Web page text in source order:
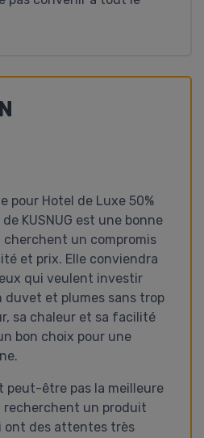
pour Hotel de Luxe 50%
KUSNUG est une bonne
un compromis
et prix. Elle conviendra
qui veulent investir
duvet et plumes sans trop
sa chaleur et sa facilité
bon choix pour une
peut-être pas la meilleure
recherchent un produit
des attentes très